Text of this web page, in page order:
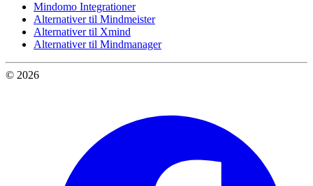
Mindomo Integrationer
Alternativer til Mindmeister
Alternativer til Xmind
Alternativer til Mindmanager
© 2026